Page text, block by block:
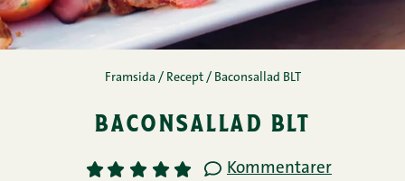
Framsida / Recept / Baconsallad BLT
baconsallad blt
1 2 3 4 5 Kommentarer